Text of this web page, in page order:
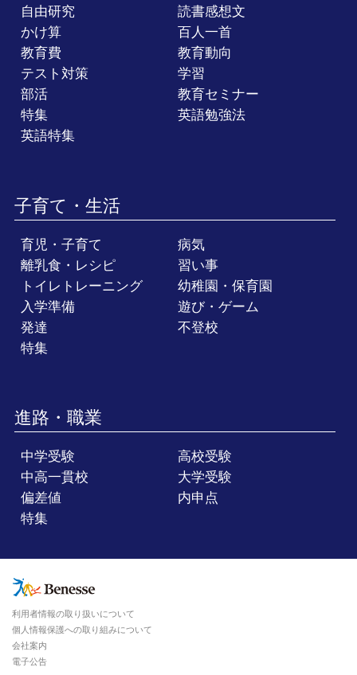
自由研究
読書感想文
かけ算
百人一首
教育費
教育動向
テスト対策
学習
部活
教育セミナー
特集
英語勉強法
英語特集
子育て・生活
育児・子育て
病気
離乳食・レシピ
習い事
トイレトレーニング
幼稚園・保育園
入学準備
遊び・ゲーム
発達
不登校
特集
進路・職業
中学受験
高校受験
中高一貫校
大学受験
偏差値
内申点
特集
利用者情報の取り扱いについて
個人情報保護への取り組みについて
会社案内
電子公告